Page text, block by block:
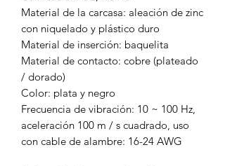
Material de la carcasa: aleación de zinc
con niquelado y plástico duro
Material de inserción: baquelita
Material de contacto: cobre (plateado
/ dorado)
Color: plata y negro
Frecuencia de vibración: 10 ~ 100 Hz,
aceleración 100 m / s cuadrado, uso
con cable de alambre: 16-24 AWG